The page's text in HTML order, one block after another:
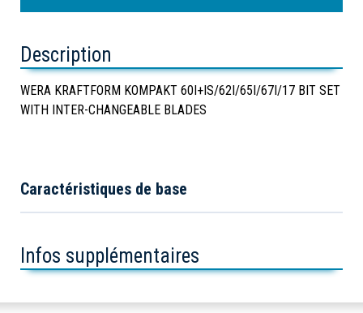
Description
WERA KRAFTFORM KOMPAKT 60I+IS/62I/65I/67I/17 BIT SET
WITH INTER-CHANGEABLE BLADES
Caractéristiques de base
Infos supplémentaires